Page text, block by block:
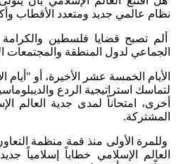
نظام عالمي جديد ومتعدد الأقطاب
ألم تصبح قضايا فلسطين والكرامة
الجماعي لدول المنطقة والمجتمعات
الأيام الخمسة عشر الأخيرة، أو "أيام
لتماسك استراتيجية الردع
أخرى، امتحاناً لمدى جدية العالم
المشتركة.
وللمرة الأولى منذ قمة منظمة
العالم الإسلامي خطاباً إسلامياً